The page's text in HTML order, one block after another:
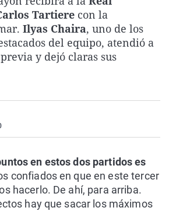
La rosa de los vientos
Gente viajera
Como el perro y el
Retornados
Equipo de
Extremadura
Galicia
La Rioja
Virales
Televisión
Elecciones
Tartiere con la
Ilyas Chaira, uno de los
del equipo, atendió a
y dejó claras sus
en estos dos partidos es
confiados en que en este tercer
hacerlo. De ahí, para arriba.
hay que sacar los máximos